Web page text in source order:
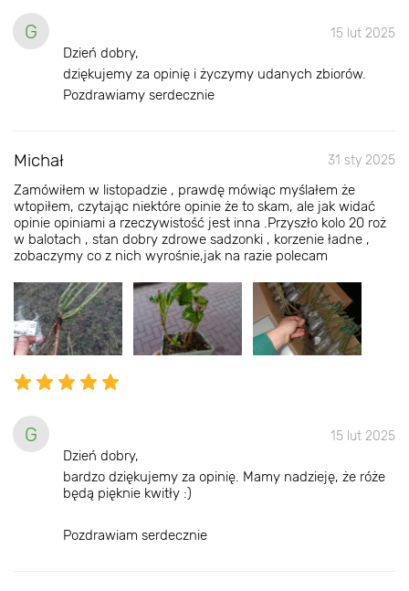
G 15 lut 2025
Dzień dobry,
dziękujemy za opinię i życzymy udanych zbiorów.
Pozdrawiamy serdecznie
Michał 31 sty 2025
Zamówiłem w listopadzie , prawdę mówiąc myślałem że
wtopiłem, czytając niektóre opinie że to skam, ale jak widać
opinie opiniami a rzeczywistość jest inna .Przyszło kolo 20 roż
w balotach , stan dobry zdrowe sadzonki , korzenie ładne ,
zobaczymy co z nich wyrośnie,jak na razie polecam
G 15 lut 2025
Dzień dobry,
bardzo dziękujemy za opinię. Mamy nadzieję, że róże
będą pięknie kwitły :)
Pozdrawiam serdecznie